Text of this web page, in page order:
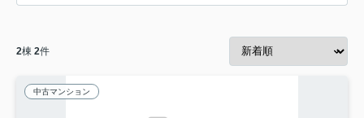
2棟 2件
中古マンション